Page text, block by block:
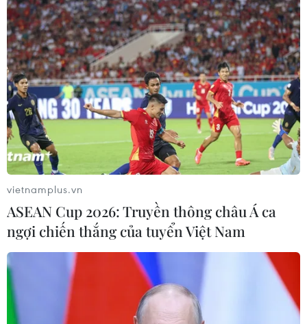
Quảng Trị: Khẩn trương dập lửa cháy rừng
ven biển tại xã Quảng Ninh
Do thực bì dày cùng thời tiết nắng nóng khiến đám cháy
đã bùng phát mạnh lan từ thôn Thượng Hậu sang thôn
Hà Thiệp (xã Quảng Ninh); việc dập lửa gặp rất nhiều
vietnamplus.vn
ASEAN Cup 2026: Truyền thông châu Á ca
ngợi chiến thắng của tuyển Việt Nam